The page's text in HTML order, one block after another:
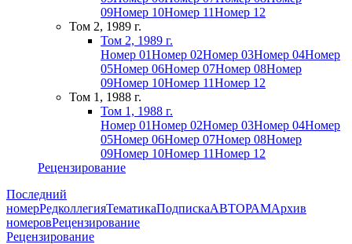
09Номер 10Номер 11Номер 12
Том 2, 1989 г.
Том 2, 1989 г.
Номер 01Номер 02Номер 03Номер 04Номер
05Номер 06Номер 07Номер 08Номер
09Номер 10Номер 11Номер 12
Том 1, 1988 г.
Том 1, 1988 г.
Номер 01Номер 02Номер 03Номер 04Номер
05Номер 06Номер 07Номер 08Номер
09Номер 10Номер 11Номер 12
Рецензирование
Последний
номерРедколлегияТематикаПодпискаАВТОРАМАрхив
номеровРецензирование
Рецензирование